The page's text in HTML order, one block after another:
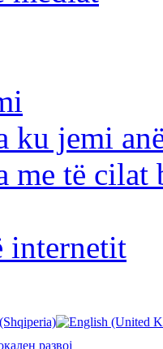
ku jemi
me të cilat
internetit
развој